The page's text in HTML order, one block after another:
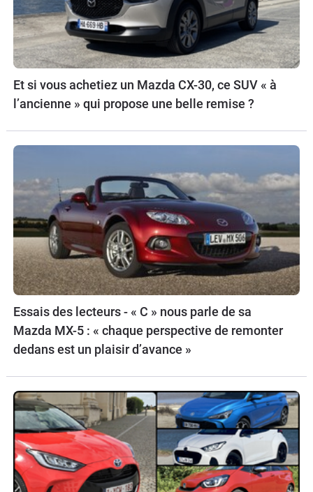
Et si vous achetiez un Mazda CX-30, ce SUV « à
l’ancienne » qui propose une belle remise ?
Essais des lecteurs - « C » nous parle de sa
Mazda MX-5 : « chaque perspective de remonter
dedans est un plaisir d’avance »